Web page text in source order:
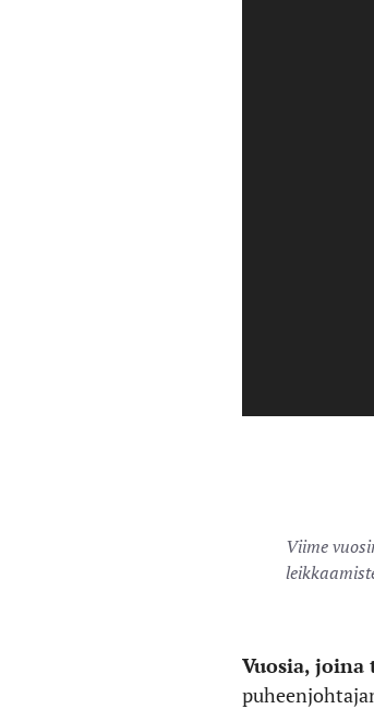
Viime
Vuosia, joina